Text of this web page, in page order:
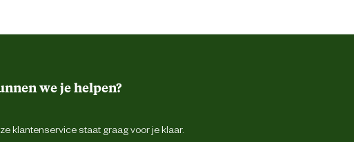
we je helpen?
klantenservice staat graag voor je klaar.